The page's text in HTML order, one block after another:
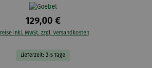
129,00 €
inkl. MwSt. zzgl. Versandkosten
Lieferzeit: 2-5 Tage